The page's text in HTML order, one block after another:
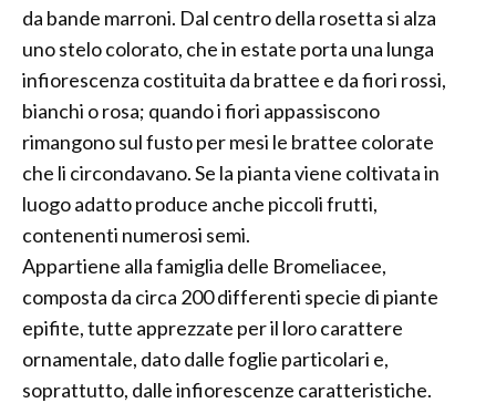
da bande marroni. Dal centro della rosetta si alza
uno stelo colorato, che in estate porta una lunga
infiorescenza costituita da brattee e da fiori rossi,
bianchi o rosa; quando i fiori appassiscono
rimangono sul fusto per mesi le brattee colorate
che li circondavano. Se la pianta viene coltivata in
luogo adatto produce anche piccoli frutti,
contenenti numerosi semi.
Appartiene alla famiglia delle Bromeliacee,
composta da circa 200 differenti specie di piante
epifite, tutte apprezzate per il loro carattere
ornamentale, dato dalle foglie particolari e,
soprattutto, dalle infiorescenze caratteristiche.